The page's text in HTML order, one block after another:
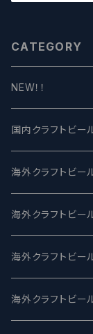
CATEGORY
NEW！！
国内クラフトビー
UCHU BREWING
バテレ -
2nd Story Ale
ビアへるん -
海外クラフトビー
Modern Times
Maui マウイ
Toppling Goliath
海外クラフトビ
UnBarred -アン
SAIREN /サイ
海外クラフトビ
gweilo-鬼佬 グウ
海外クラフトビー